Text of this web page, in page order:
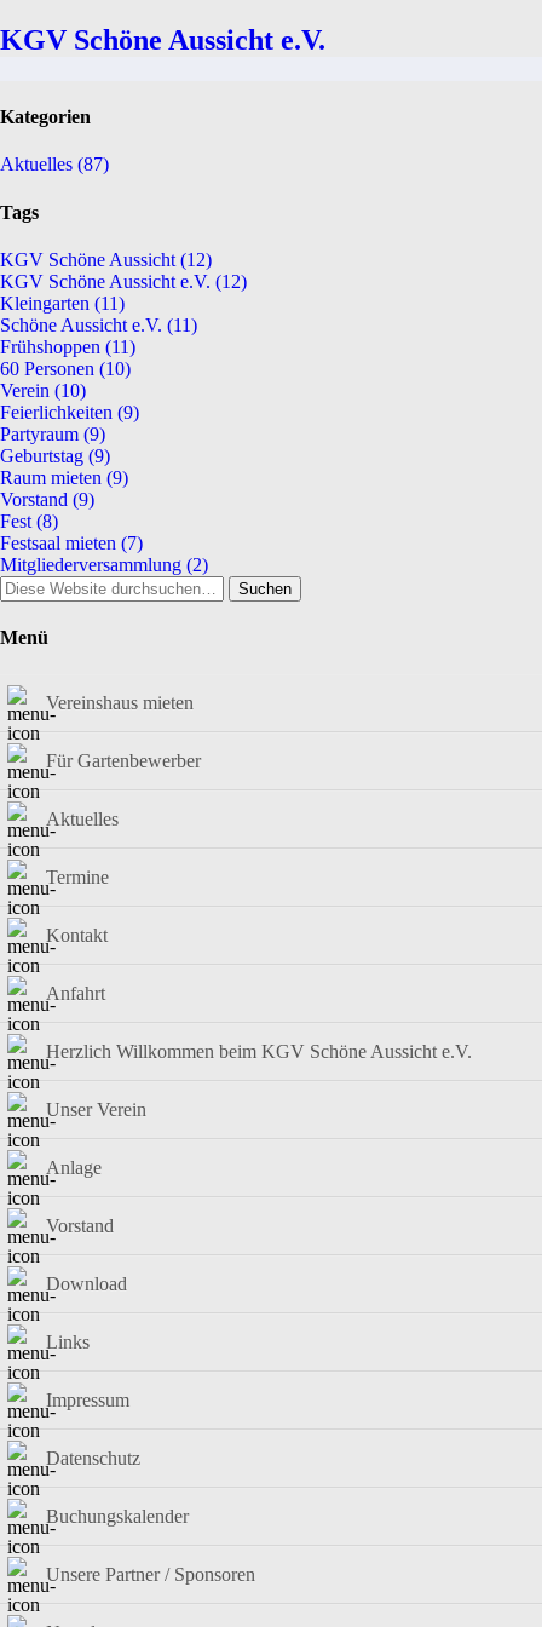
KGV Schöne Aussicht e.V.
Kategorien
Aktuelles (87)
Tags
KGV Schöne Aussicht (12)
KGV Schöne Aussicht e.V. (12)
Kleingarten (11)
Schöne Aussicht e.V. (11)
Frühshoppen (11)
60 Personen (10)
Verein (10)
Feierlichkeiten (9)
Partyraum (9)
Geburtstag (9)
Raum mieten (9)
Vorstand (9)
Fest (8)
Festsaal mieten (7)
Mitgliederversammlung (2)
Suchen
Menü
Vereinshaus mieten
Für Gartenbewerber
Aktuelles
Termine
Kontakt
Anfahrt
Herzlich Willkommen beim KGV Schöne Aussicht e.V.
Unser Verein
Anlage
Vorstand
Download
Links
Impressum
Datenschutz
Buchungskalender
Unsere Partner / Sponsoren